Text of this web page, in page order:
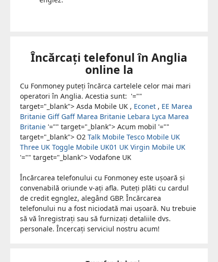
Încărcați telefonul în Anglia
online la
Cu Fonmoney puteți încărca cartelele celor mai mari
operatori în Anglia. Acestia sunt: ​​ '=""
target="_blank"> Asda Mobile UK , Econet , EE Marea
Britanie Giff Gaff Marea Britanie Lebara Lyca Marea
Britanie '="" target="_blank"> Acum mobil '=""
target="_blank"> O2 Talk Mobile Tesco Mobile UK
Three UK Toggle Mobile UK01 UK Virgin Mobile UK
'="" target="_blank"> Vodafone UK
Încărcarea telefonului cu Fonmoney este ușoară și
convenabilă oriunde v-ați afla. Puteți plăti cu cardul
de credit egnglez, alegând GBP. Încărcarea
telefonului nu a fost niciodată mai ușoară. Nu trebuie
să vă înregistrați sau să furnizați detaliile dvs.
personale. Încercați serviciul nostru acum!